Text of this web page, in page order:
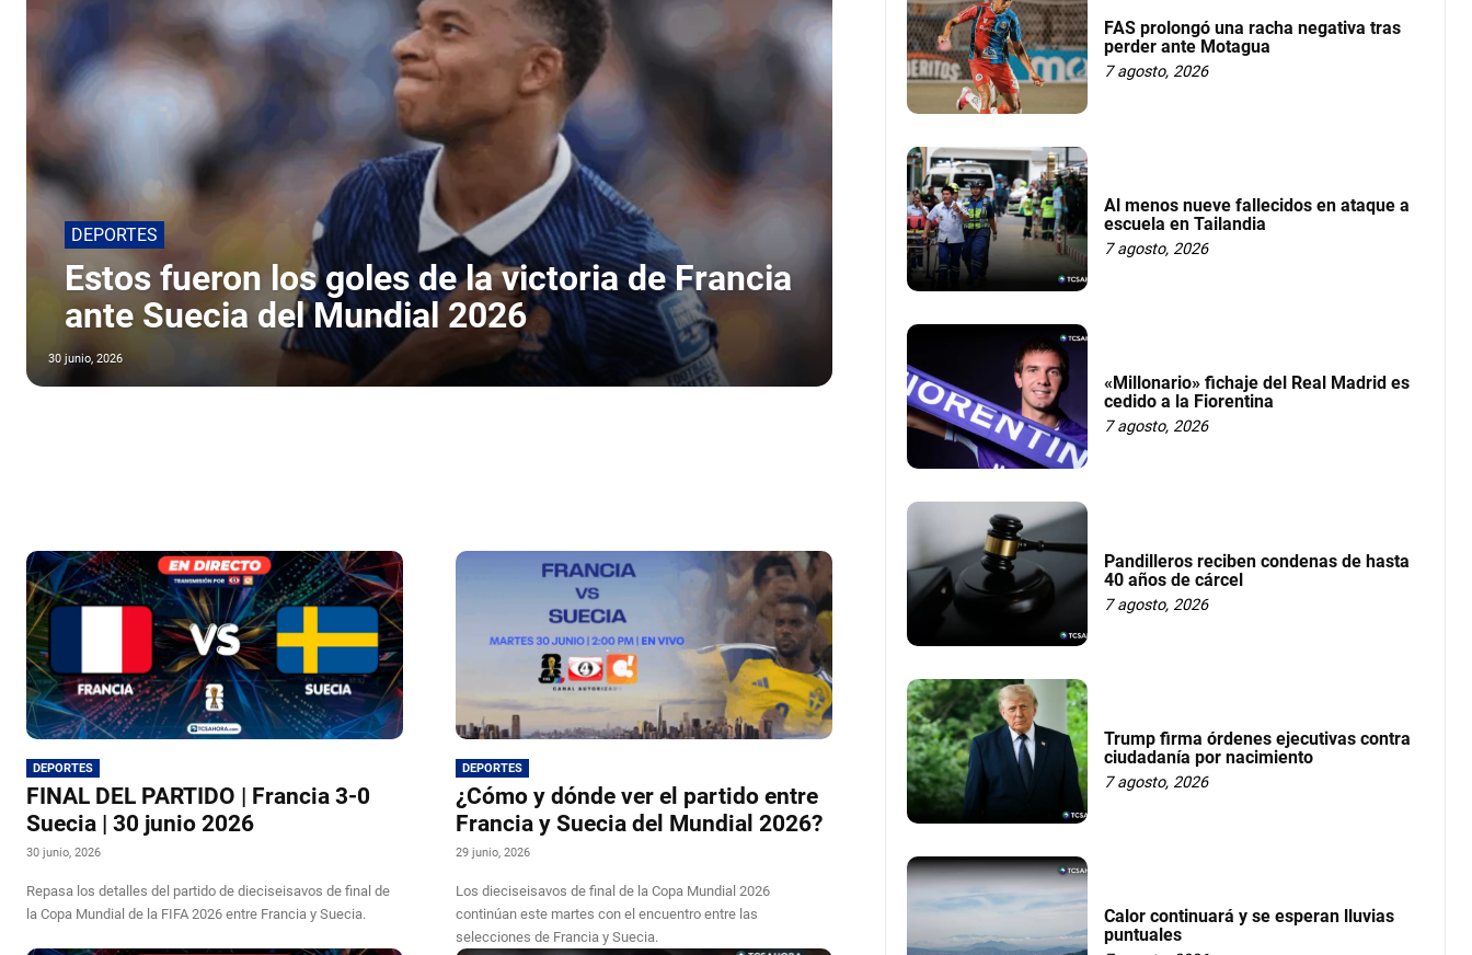
DEPORTES
Estos fueron los goles de la victoria de Francia
ante Suecia del Mundial 2026
30 junio, 2026
DEPORTES
FINAL DEL PARTIDO | Francia 3-0
Suecia | 30 junio 2026
30 junio, 2026
Repasa los detalles del partido de dieciseisavos de final de
la Copa Mundial de la FIFA 2026 entre Francia y Suecia.
DEPORTES
¿Cómo y dónde ver el partido entre
Francia y Suecia del Mundial 2026?
29 junio, 2026
Los dieciseisavos de final de la Copa Mundial 2026
continúan este martes con el encuentro entre las
selecciones de Francia y Suecia.
FAS prolongó una racha negativa tras
perder ante Motagua
7 agosto, 2026
Al menos nueve fallecidos en ataque a
escuela en Tailandia
7 agosto, 2026
«Millonario» fichaje del Real Madrid es
cedido a la Fiorentina
7 agosto, 2026
Pandilleros reciben condenas de hasta
40 años de cárcel
7 agosto, 2026
Trump firma órdenes ejecutivas contra
ciudadanía por nacimiento
7 agosto, 2026
Calor continuará y se esperan lluvias
puntuales